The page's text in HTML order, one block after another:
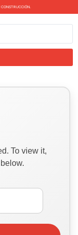
CONSTRUCCIÓN.
To view it,